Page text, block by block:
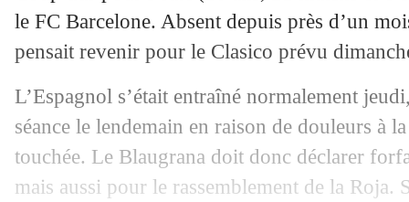
le FC Barcelone. Absent depuis près d’un
pensait revenir pour le Clasico prévu
L’Espagnol s’était entraîné normalement
séance le lendemain en raison de douleurs à
touchée. Le Blaugrana doit donc déclarer
mais aussi pour le rassemblement de la Roja.
18/03 Nantes: des joueurs "au bout du
18/03
18/03 Real: prolongation pour Camavinga ?
PSG : Rothen pour secouer les joueurs